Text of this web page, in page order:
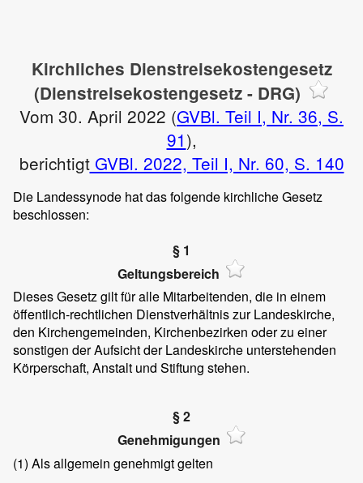
Kirchliches Dienstreisekostengesetz
(Dienstreisekostengesetz - DRG)
Vom 30. April 2022 (GVBl. Teil I, Nr. 36, S.
91),
berichtigtGVBl. 2022, Teil I, Nr. 60, S. 140
Die Landessynode hat das folgende kirchliche Gesetz
beschlossen:
§ 1
Geltungsbereich
Dieses Gesetz gilt für alle Mitarbeitenden, die in einem
öffentlich-rechtlichen Dienstverhältnis zur Landeskirche,
den Kirchengemeinden, Kirchenbezirken oder zu einer
sonstigen der Aufsicht der Landeskirche unterstehenden
Körperschaft, Anstalt und Stiftung stehen.
§ 2
Genehmigungen
(1) Als allgemein genehmigt gelten